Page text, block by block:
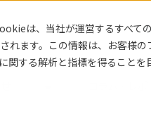
は、当社が運営するすべて
れます。この情報は、お客様
する解析と指標を得ることを
コラム・レ